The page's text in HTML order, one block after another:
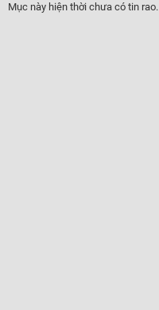
Mục này hiện thời chưa có tin rao.